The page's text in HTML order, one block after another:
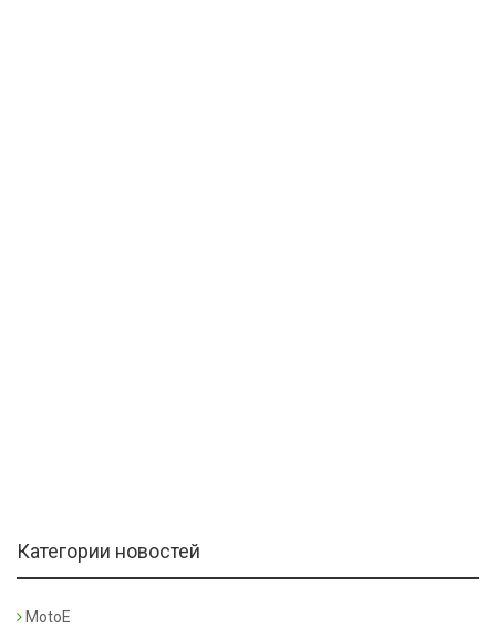
Категории новостей
MotoE